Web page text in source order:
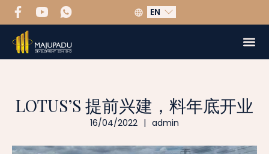
EN
LOTUS’S 提前兴建，料年底开业
16/04/2022 | admin